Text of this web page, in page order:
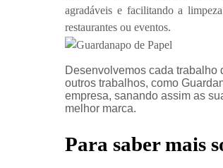
agradáveis e facilitando a
restaurantes ou eventos.
Desenvolvemos cada
outros trabalhos, como
empresa, sanando assim as
melhor marca.
Para saber mais